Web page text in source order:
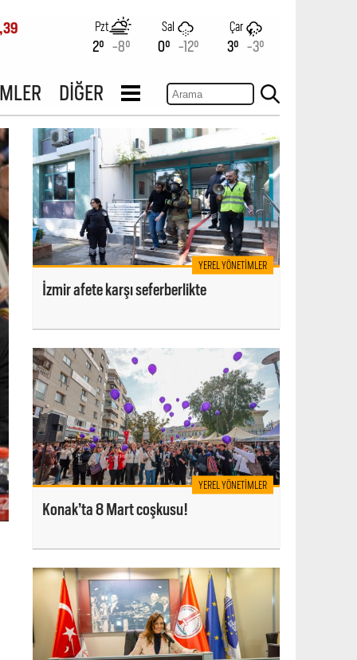
Pzt
2° -8°
Sal
0° -12°
Çar
3° -3°
DİĞER
YEREL YÖNETIMLER
İzmir afete karşı seferberlikte
YEREL YÖNETIMLER
Konak’ta 8 Mart coşkusu!